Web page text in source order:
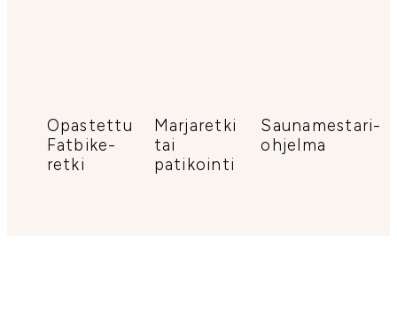
Opastettu
Fatbike-
retki
Marjaretki
tai
patikointi
Saunamestari-
ohjelma